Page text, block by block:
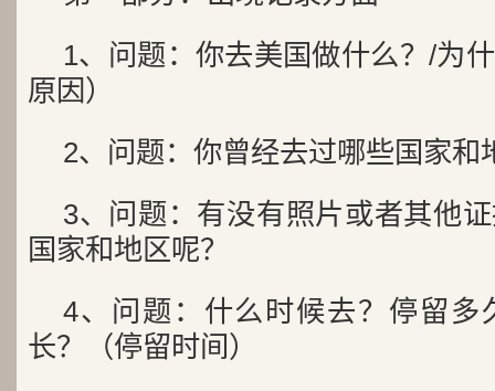
1、问题：你去美国做什么？/为
原因）
2、问题：你曾经去过哪些国家和
3、问题：有没有照片或者其他
国家和地区呢？
4、问题：什么时候去？停留多
长？（停留时间）